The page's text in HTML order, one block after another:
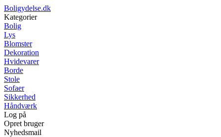
Boligydelse.dk
Kategorier
Bolig
Lys
Blomster
Dekoration
Hvidevarer
Borde
Stole
Sofaer
Sikkerhed
Håndværk
Log på
Opret bruger
Nyhedsmail